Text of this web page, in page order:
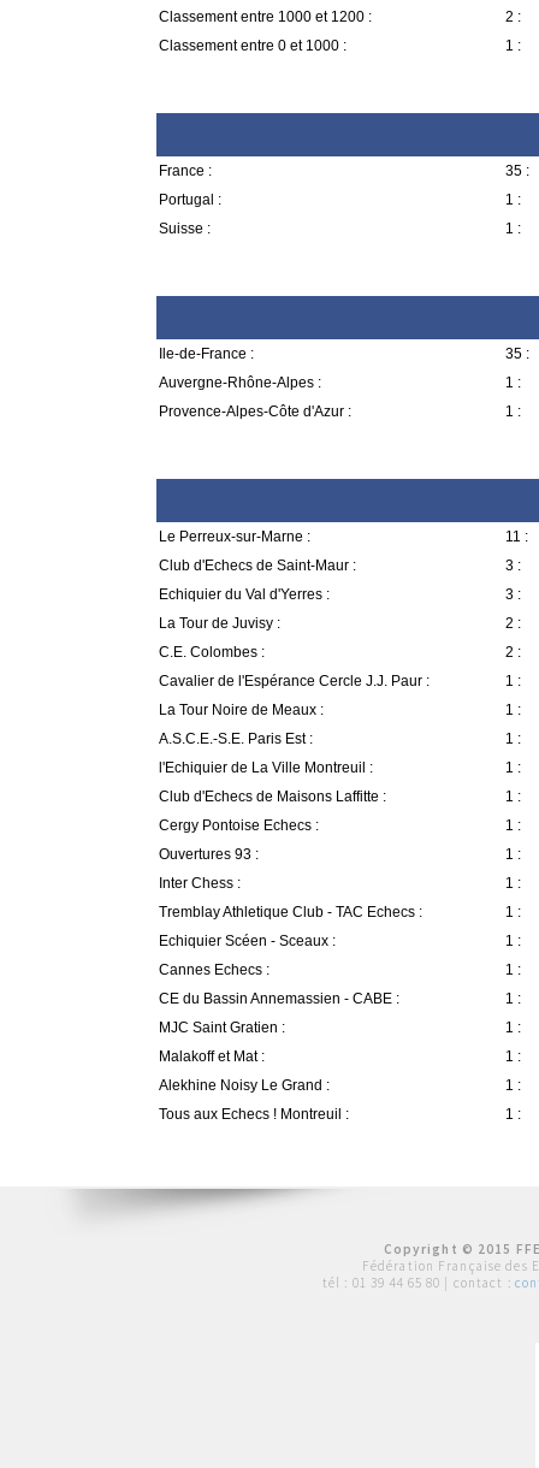
Classement entre 1000 et 1200 :
2 :
Classement entre 0 et 1000 :
1 :
France :
35 :
Portugal :
1 :
Suisse :
1 :
Ile-de-France :
35 :
Auvergne-Rhône-Alpes :
1 :
Provence-Alpes-Côte d'Azur :
1 :
Le Perreux-sur-Marne :
11 :
Club d'Echecs de Saint-Maur :
3 :
Echiquier du Val d'Yerres :
3 :
La Tour de Juvisy :
2 :
C.E. Colombes :
2 :
Cavalier de l'Espérance Cercle J.J. Paur :
1 :
La Tour Noire de Meaux :
1 :
A.S.C.E.-S.E. Paris Est :
1 :
l'Echiquier de La Ville Montreuil :
1 :
Club d'Echecs de Maisons Laffitte :
1 :
Cergy Pontoise Echecs :
1 :
Ouvertures 93 :
1 :
Inter Chess :
1 :
Tremblay Athletique Club - TAC Echecs :
1 :
Echiquier Scéen - Sceaux :
1 :
Cannes Echecs :
1 :
CE du Bassin Annemassien - CABE :
1 :
MJC Saint Gratien :
1 :
Malakoff et Mat :
1 :
Alekhine Noisy Le Grand :
1 :
Tous aux Echecs ! Montreuil :
1 :
Copyright © 2015
Fédération Française des
tél : 01 39 44 65 80 | contact :